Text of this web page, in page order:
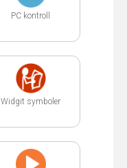
PC kontroll
Widgit symboler